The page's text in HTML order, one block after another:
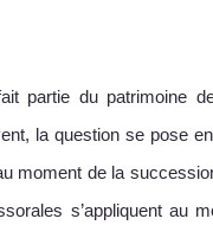
partie du patrimoine
la question se pose
moment de la
s’appliquent au